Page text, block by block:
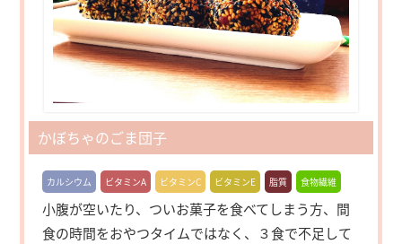
かぼちゃのごま団子
カルシウム ビタミンA ビタミンC ビタミンE 脂質 食物繊維
小腹が空いたり、ついお菓子を食べてしまう方、間
食の時間をおやつタイムではなく、３食で不足して